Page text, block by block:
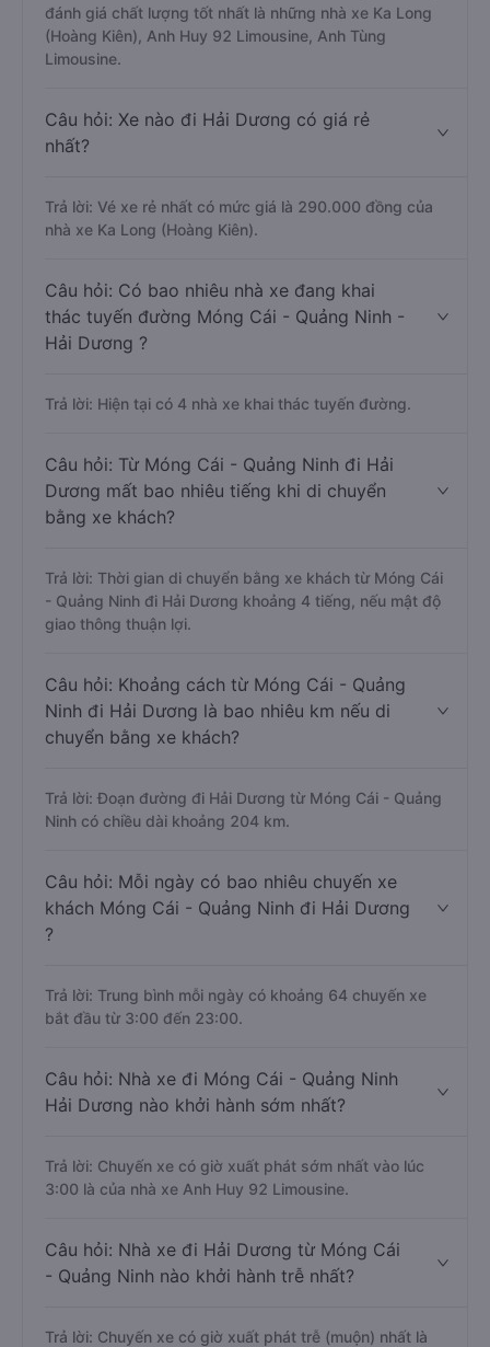
đánh giá chất lượng tốt nhất là những nhà xe Ka Long
(Hoàng Kiên), Anh Huy 92 Limousine, Anh Tùng
Limousine.
Câu hỏi: Xe nào đi Hải Dương có giá rẻ
nhất?
Trả lời: Vé xe rẻ nhất có mức giá là 290.000 đồng của
nhà xe Ka Long (Hoàng Kiên).
Câu hỏi: Có bao nhiêu nhà xe đang khai
thác tuyến đường Móng Cái - Quảng Ninh -
Hải Dương ?
Trả lời: Hiện tại có 4 nhà xe khai thác tuyến đường.
Câu hỏi: Từ Móng Cái - Quảng Ninh đi Hải
Dương mất bao nhiêu tiếng khi di chuyển
bằng xe khách?
Trả lời: Thời gian di chuyển bằng xe khách từ Móng Cái
- Quảng Ninh đi Hải Dương khoảng 4 tiếng, nếu mật độ
giao thông thuận lợi.
Câu hỏi: Khoảng cách từ Móng Cái - Quảng
Ninh đi Hải Dương là bao nhiêu km nếu di
chuyển bằng xe khách?
Trả lời: Đoạn đường đi Hải Dương từ Móng Cái - Quảng
Ninh có chiều dài khoảng 204 km.
Câu hỏi: Mỗi ngày có bao nhiêu chuyến xe
khách Móng Cái - Quảng Ninh đi Hải Dương
?
Trả lời: Trung bình mỗi ngày có khoảng 64 chuyến xe
bắt đầu từ 3:00 đến 23:00.
Câu hỏi: Nhà xe đi Móng Cái - Quảng Ninh
Hải Dương nào khởi hành sớm nhất?
Trả lời: Chuyến xe có giờ xuất phát sớm nhất vào lúc
3:00 là của nhà xe Anh Huy 92 Limousine.
Câu hỏi: Nhà xe đi Hải Dương từ Móng Cái
- Quảng Ninh nào khởi hành trễ nhất?
Trả lời: Chuyến xe có giờ xuất phát trễ (muộn) nhất là